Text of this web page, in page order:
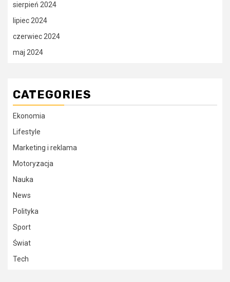
sierpień 2024
lipiec 2024
czerwiec 2024
maj 2024
CATEGORIES
Ekonomia
Lifestyle
Marketing i reklama
Motoryzacja
Nauka
News
Polityka
Sport
Świat
Tech